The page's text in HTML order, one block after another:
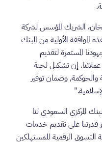
الشريك المؤسس لشركة
الأولية من البنك
المستمرة لتقديم
إن تشكيل لجنة
والحوكمة, وضمان توفير
المركزي السعودي لنا
قدرتنا على تقديم خدمات
التسوق الرقمية للمستهلكين